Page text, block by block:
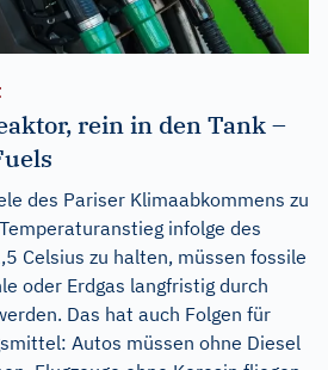
rein in den Tank –
des Pariser Klimaabkommens zu
infolge des
Celsius zu halten, müssen fossile
oder Erdgas langfristig durch
Das hat auch Folgen für
Autos müssen ohne Diesel